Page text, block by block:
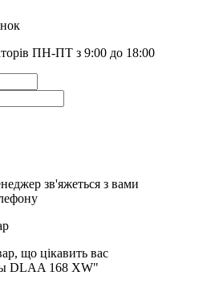
ПН-ПТ з 9:00 до 18:00
зв'яжеться з вами
що цікавить вас
DLAA 168 XW"